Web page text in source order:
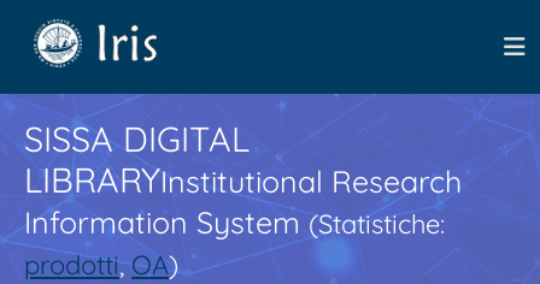
SISSA DIGITAL
LIBRARYInstitutional Research
Information System(Statistiche:
prodotti,OA)